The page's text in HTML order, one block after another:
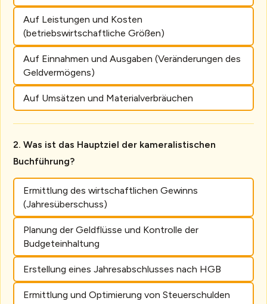
Auf Leistungen und Kosten
(betriebswirtschaftliche Größen)
Auf Einnahmen und Ausgaben (Veränderungen des
Geldvermögens)
Auf Umsätzen und Materialverbräuchen
Was ist das Hauptziel der kameralistischen
Buchführung?
Ermittlung des wirtschaftlichen Gewinns
(Jahresüberschuss)
Planung der Geldflüsse und Kontrolle der
Budgeteinhaltung
Erstellung eines Jahresabschlusses nach HGB
Ermittlung und Optimierung von Steuerschulden